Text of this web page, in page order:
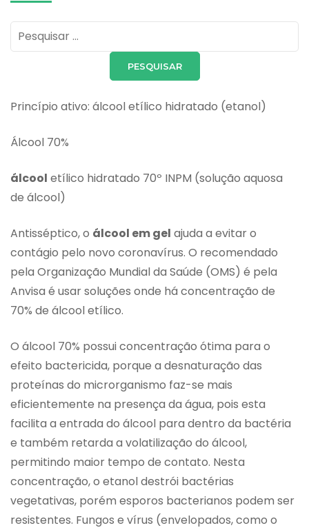
Pesquisar
por:
Princípio ativo: álcool etílico hidratado (etanol)
Álcool 70%
álcool etílico hidratado 70º INPM (solução aquosa
de álcool)
Antisséptico, o álcool em gel ajuda a evitar o
contágio pelo novo coronavírus. O recomendado
pela Organização Mundial da Saúde (OMS) é pela
Anvisa é usar soluções onde há concentração de
70% de álcool etílico.
O álcool 70% possui concentração ótima para o
efeito bactericida, porque a desnaturação das
proteínas do microrganismo faz-se mais
eficientemente na presença da água, pois esta
facilita a entrada do álcool para dentro da bactéria
e também retarda a volatilização do álcool,
permitindo maior tempo de contato. Nesta
concentração, o etanol destrói bactérias
vegetativas, porém esporos bacterianos podem ser
resistentes. Fungos e vírus (envelopados, como o